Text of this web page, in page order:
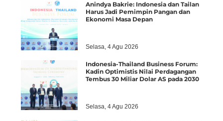
Anindya Bakrie: Indonesia dan Tailan
Harus Jadi Pemimpin Pangan dan
Ekonomi Masa Depan
Selasa, 4 Agu 2026
Indonesia-Thailand Business Forum:
Kadin Optimistis Nilai Perdagangan
Tembus 30 Miliar Dolar AS pada 2030
Selasa, 4 Agu 2026